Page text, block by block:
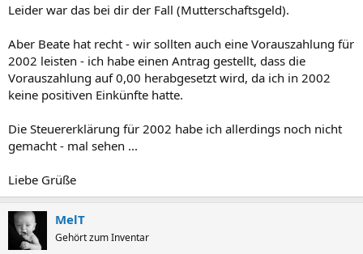
Leider war das bei dir der Fall (Mutterschaftsgeld).
Aber Beate hat recht - wir sollten auch eine Vorauszahlung für
2002 leisten - ich habe einen Antrag gestellt, dass die
Vorauszahlung auf 0,00 herabgesetzt wird, da ich in 2002
keine positiven Einkünfte hatte.
Die Steuererklärung für 2002 habe ich allerdings noch nicht
gemacht - mal sehen ...
Liebe Grüße
MelT
Gehört zum Inventar